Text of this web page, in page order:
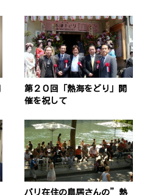
第２０回「熱海をどり」開
催を祝して
パリ在住の鳥居さんの”熱